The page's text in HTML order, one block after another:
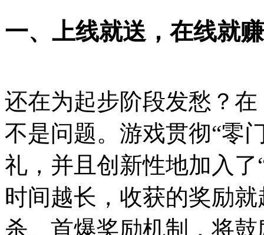
一、上线就送，在线就
还在为起步阶段发愁？
不是问题。游戏贯彻“零
礼，并且创新性地加入
时间越长，收获的奖励
杀、首爆奖励机制，将